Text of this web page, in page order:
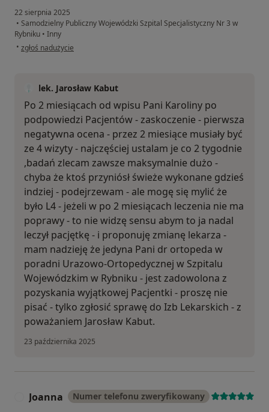
22 sierpnia 2025
• Samodzielny Publiczny Wojewódzki Szpital Specjalistyczny Nr 3 w
Rybniku • Inny
• w opinii użytkownika Karolina
zgłoś nadużycie
lek. Jarosław Kabut
Po 2 miesiącach od wpisu Pani Karoliny po
podpowiedzi Pacjentów - zaskoczenie - pierwsza
negatywna ocena - przez 2 miesiące musiały być
ze 4 wizyty - najczęściej ustalam je co 2 tygodnie
,badań zlecam zawsze maksymalnie dużo -
chyba że ktoś przyniósł świeże wykonane gdzieś
indziej - podejrzewam - ale mogę się mylić że
było L4 - jeżeli w po 2 miesiącach leczenia nie ma
poprawy - to nie widzę sensu abym to ja nadal
leczył pacjętkę - i proponuję zmianę lekarza -
mam nadzieję że jedyna Pani dr ortopeda w
poradni Urazowo-Ortopedycznej w Szpitalu
Wojewódzkim w Rybniku - jest zadowolona z
pozyskania wyjątkowej Pacjentki - proszę nie
pisać - tylko zgłosić sprawę do Izb Lekarskich - z
poważaniem Jarosław Kabut.
23 października 2025
Joanna Numer telefonu zweryfikowany